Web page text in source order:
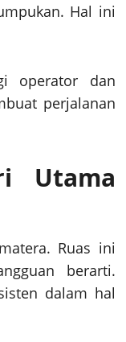
Hal ini
operator dan
perjalanan
Utama
Ruas ini
berarti.
dalam hal